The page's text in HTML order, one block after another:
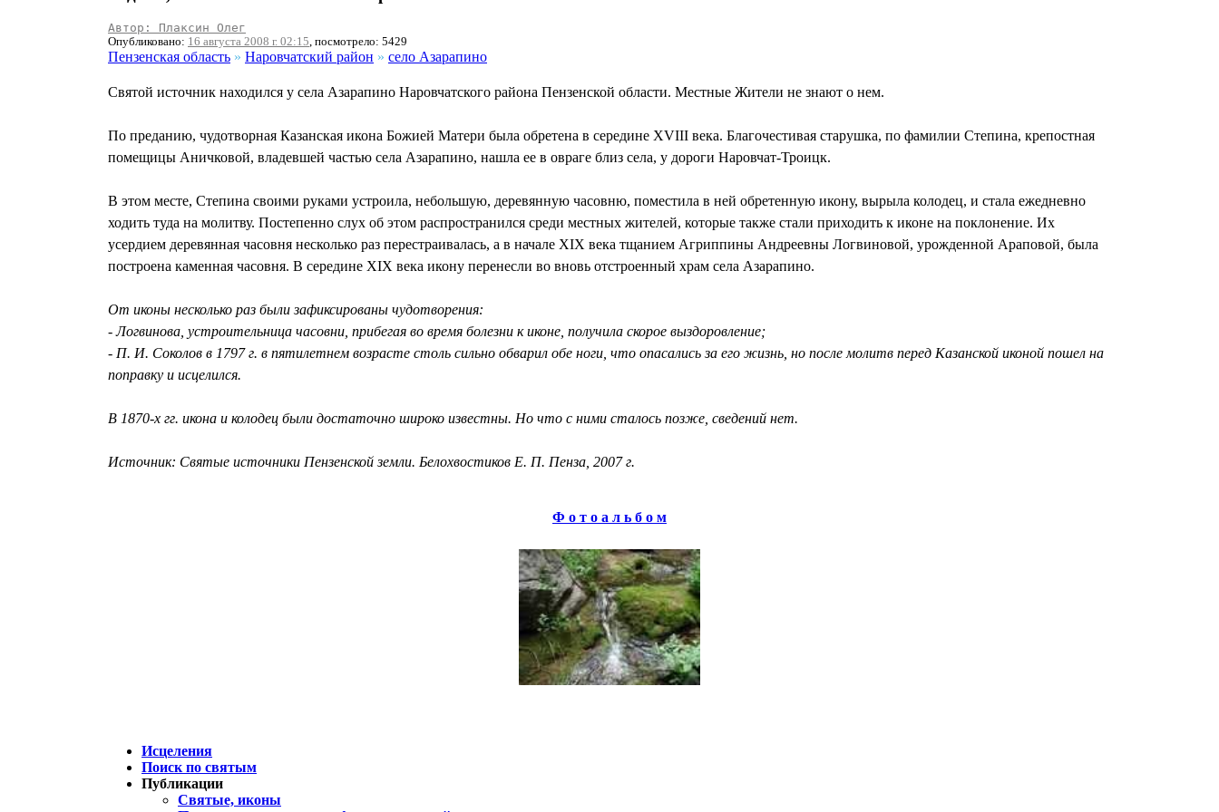
Автор: Плаксин Олег
Опубликовано: 16 августа 2008 г. 02:15, посмотрело: 5429
Пензенская область » Наровчатский район » село Азарапино
Святой источник находился у села Азарапино Наровчатского района Пензенской области. Местные Жители не знают о нем.
По преданию, чудотворная Казанская икона Божией Матери была обретена в середине ХVIII века. Благочестивая старушка, по фамилии Степина, крепостная
помещицы Аничковой, владевшей частью села Азарапино, нашла ее в овраге близ села, у дороги Наровчат-Троицк.
В этом месте, Степина своими руками устроила, небольшую, деревянную часовню, поместила в ней обретенную икону, вырыла колодец, и стала ежедневно
ходить туда на молитву. Постепенно слух об этом распространился среди местных жителей, которые также стали приходить к иконе на поклонение. Их
усердием деревянная часовня несколько раз перестраивалась, а в начале ХIХ века тщанием Агриппины Андреевны Логвиновой, урожденной Араповой, была
построена каменная часовня. В середине ХIХ века икону перенесли во вновь отстроенный храм села Азарапино.
От иконы несколько раз были зафиксированы чудотворения:
- Логвинова, устроительница часовни, прибегая во время болезни к иконе, получила скорое выздоровление;
- П. И. Соколов в 1797 г. в пятилетнем возрасте столь сильно обварил обе ноги, что опасались за его жизнь, но после молитв перед Казанской иконой пошел на
поправку и исцелился.
В 1870-х гг. икона и колодец были достаточно широко известны. Но что с ними сталось позже, сведений нет.
Источник: Святые источники Пензенской земли. Белохвостиков Е. П. Пенза, 2007 г.
Ф о т о а л ь б о м
Исцеления
Поиск по святым
Публикации
Святые, иконы